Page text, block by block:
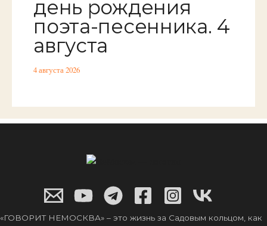
день рождения
поэта-песенника. 4
августа
4 августа 2026
«ГОВОРИТ НЕМОСКВА» – это жизнь за Садовым кольцом, как